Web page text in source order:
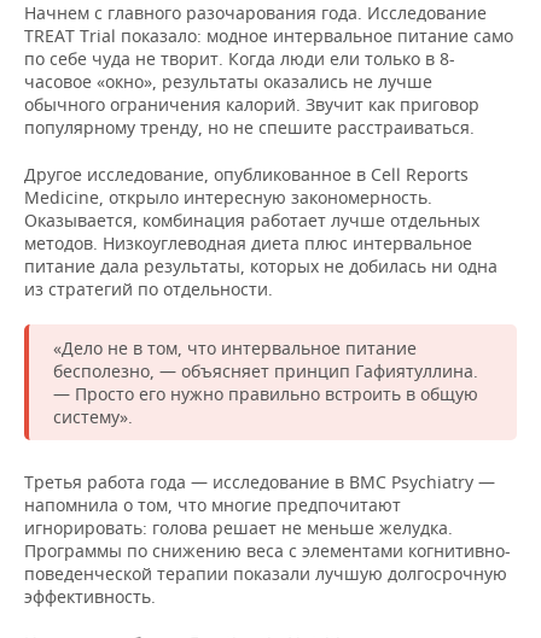
Начнем с главного разочарования года. Исследование
TREAT Trial показало: модное интервальное питание само
по себе чуда не творит. Когда люди ели только в 8-
часовое «окно», результаты оказались не лучше
обычного ограничения калорий. Звучит как приговор
популярному тренду, но не спешите расстраиваться.
Другое исследование, опубликованное в Cell Reports
Medicine, открыло интересную закономерность.
Оказывается, комбинация работает лучше отдельных
методов. Низкоуглеводная диета плюс интервальное
питание дала результаты, которых не добилась ни одна
из стратегий по отдельности.
«Дело не в том, что интервальное питание
бесполезно, — объясняет принцип Гафиятуллина.
— Просто его нужно правильно встроить в общую
систему».
Третья работа года — исследование в BMC Psychiatry —
напомнила о том, что многие предпочитают
игнорировать: голова решает не меньше желудка.
Программы по снижению веса с элементами когнитивно-
поведенческой терапии показали лучшую долгосрочную
эффективность.